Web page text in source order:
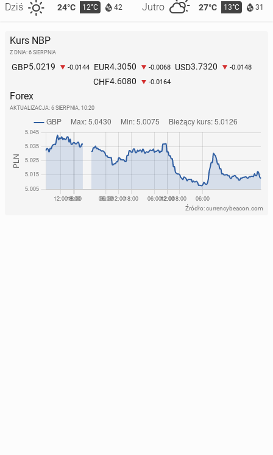
Dziś 24°C 12°C 42 Jutro 27°C 13°C 31
Kurs NBP
Z DNIA: 6 SIERPNIA
GBP5.0219 -0.0144 EUR4.3050 -0.0068 USD3.7320 -0.0148
CHF4.6080 -0.0164
Forex
AKTUALIZACJA: 6 SIERPNIA, 10:20
Źródło: currencybeacon.com